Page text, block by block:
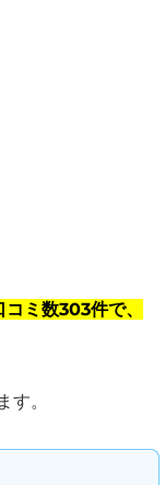
ミ数303件で、
。